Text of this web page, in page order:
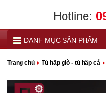
Hotline:
DANH MỤC SẢN PHẨM
Trang chủ Tủ hấp giò - tủ hấp cá